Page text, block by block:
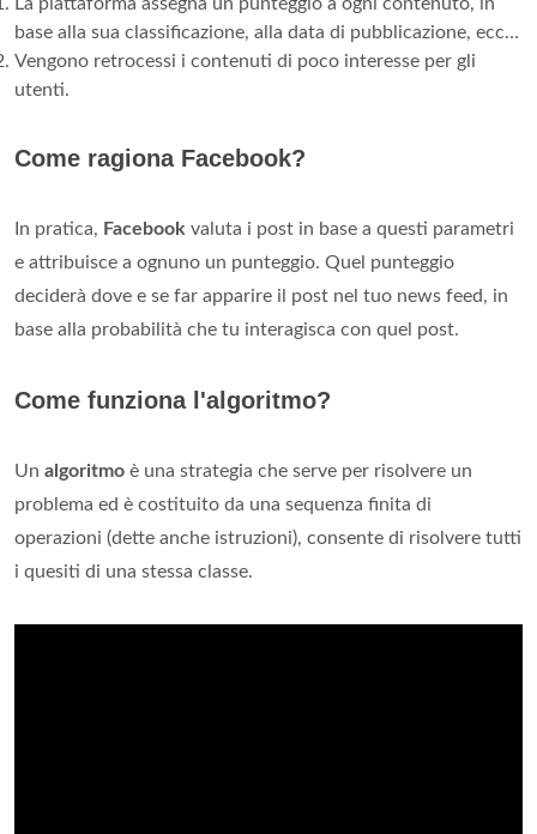
base alla sua classificazione, alla data di pubblicazione, ecc…
Vengono retrocessi i contenuti di poco interesse per gli
utenti.
Come ragiona Facebook?
In pratica, Facebook valuta i post in base a questi parametri
e attribuisce a ognuno un punteggio. Quel punteggio
deciderà dove e se far apparire il post nel tuo news feed, in
base alla probabilità che tu interagisca con quel post.
Come funziona l'algoritmo?
Un algoritmo è una strategia che serve per risolvere un
problema ed è costituito da una sequenza finita di
operazioni (dette anche istruzioni), consente di risolvere tutti
i quesiti di una stessa classe.